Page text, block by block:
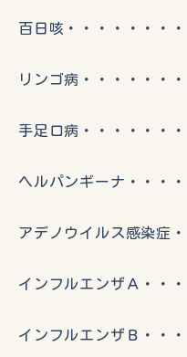
百日咳・・・・・・・
リンゴ病・・・・・・
手足口病・・・・・・
ヘルパンギーナ・・・
アデノウイルス感染症
インフルエンザＡ・・
インフルエンザＢ・・